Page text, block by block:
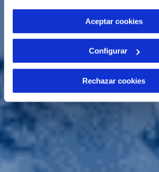
más información en nuestraPolítica de
Aceptar cookies
Configurar
Rechazar cookies